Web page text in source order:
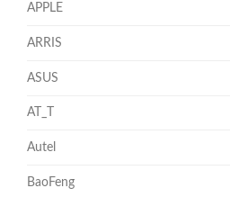
APPLE
ARRIS
ASUS
AT_T
Autel
BaoFeng